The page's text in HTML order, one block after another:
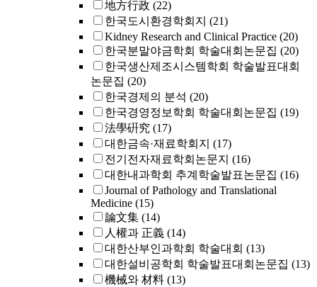
地方行政 (22)
한국도시환경학회지 (21)
Kidney Research and Clinical Practice (20)
한국분말야금학회 학술대회논문집 (20)
한국생산제조시스템학회 학술발표대회
논문집 (20)
한국경제의 분석 (20)
한국경영정보학회 학술대회논문집 (19)
法學硏究 (17)
대한금속·재료학회지 (17)
전기전자재료학회논문지 (16)
대한내과학회 추계학술발표논문집 (16)
Journal of Pathology and Translational
Medicine (15)
論文集 (14)
人權과 正義 (14)
대한산부인과학회 학술대회 (13)
대한설비공학회 학술발표대회논문집 (13)
機械와 材料 (13)